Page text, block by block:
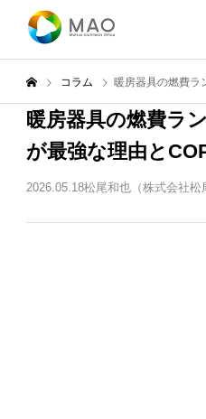
コラム 暖房器具の燃費ランキ
暖房器具の燃費ラ
が最強な理由と
2026.05.18松尾和也（株式会社松